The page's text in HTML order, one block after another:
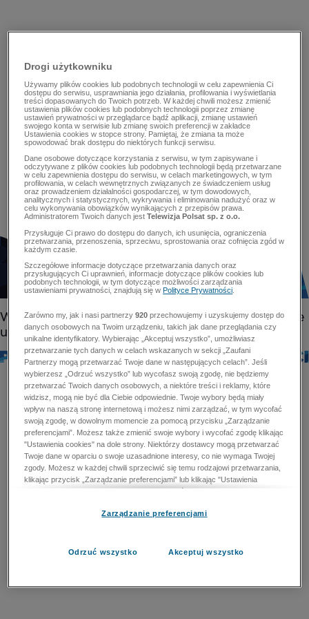
Drogi użytkowniku
Używamy plików cookies lub podobnych technologii w celu zapewnienia Ci
dostępu do serwisu, usprawniania jego działania, profilowania i wyświetlania
treści dopasowanych do Twoich potrzeb. W każdej chwili możesz zmienić
ustawienia plików cookies lub podobnych technologii poprzez zmianę
ustawień prywatności w przeglądarce bądź aplikacji, zmianę ustawień
swojego konta w serwisie lub zmianę swoich preferencji w zakładce
Ustawienia cookies w stopce strony. Pamiętaj, że zmiana ta może
spowodować brak dostępu do niektórych funkcji serwisu.
Dane osobowe dotyczące korzystania z serwisu, w tym zapisywane i
odczytywane z plików cookies lub podobnych technologii będą przetwarzane
w celu zapewnienia dostępu do serwisu, w celach marketingowych, w tym
profilowania, w celach wewnętrznych związanych ze świadczeniem usług
oraz prowadzeniem działalności gospodarczej, w tym dowodowych,
analitycznych i statystycznych, wykrywania i eliminowania nadużyć oraz w
celu wykonywania obowiązków wynikających z przepisów prawa.
Administratorem Twoich danych jestTelewizja Polsat sp. z o.o.
Przysługuje Ci prawo do dostępu do danych, ich usunięcia, ograniczenia
przetwarzania, przenoszenia, sprzeciwu, sprostowania oraz cofnięcia zgód w
każdym czasie.
Szczegółowe informacje dotyczące przetwarzania danych oraz
przysługujących Ci uprawnień, informacje dotyczące plików cookies lub
podobnych technologii, w tym dotyczące możliwości zarządzania
ustawieniami prywatności, znajdują się wPolityce Prywatności
Zarówno my, jak i nasi partnerzy920 przechowujemy i uzyskujemy dostęp do
danych osobowych na Twoim urządzeniu, takich jak dane przeglądania czy
unikalne identyfikatory. Wybierając „Akceptuj wszystko”, umożliwiasz
przetwarzanie tych danych w celach wskazanych w sekcji „Zaufani
Partnerzy mogą przetwarzać Twoje dane w następujących celach”. Jeśli
wybierzesz „Odrzuć wszystko” lub wycofasz swoją zgodę, nie będziemy
przetwarzać Twoich danych osobowych, a niektóre treści i reklamy, które
widzisz, mogą nie być dla Ciebie odpowiednie. Twoje wybory będą miały
wpływ na naszą stronę internetową i możesz nimi zarządzać, w tym wycofać
swoją zgodę, w dowolnym momencie za pomocą przycisku „Zarządzanie
preferencjami”. Możesz także zmienić swoje wybory i wycofać zgodę klikając
"Ustawienia cookies" na dole strony. Niektórzy dostawcy mogą przetwarzać
Twoje dane w oparciu o swoje uzasadnione interesy, co nie wymaga Twojej
zgody. Możesz w każdej chwili sprzeciwić się temu rodzajowi przetwarzania,
klikając przycisk „Zarządzanie preferencjami” lub klikając "Ustawienia
cookies" na dole strony. Nie możesz sprzeciwić się przetwarzaniu przez
zapobiegania oszustwom i naprawiania błędów, a w tym celu mogą zostać
przetwarzaniu danych osobowych w celu dostarczania i prezentacji reklam i
Zarządzanie preferencjami
Odrzuć wszystko Akceptuj wszystko